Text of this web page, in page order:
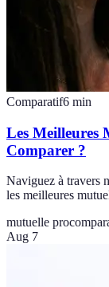
Comparatif6 min
Les Meilleures
Comparer ?
Naviguez à travers
les meilleures
mutuelle pro
Aug 7